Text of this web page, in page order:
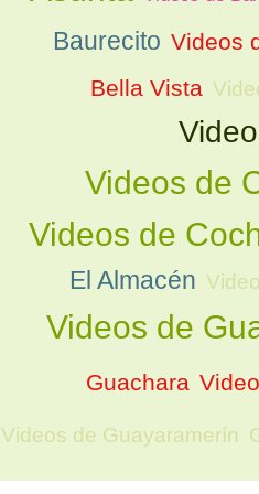
Baurecito Videos
Bella Vista
Videos de
Videos de
El Almacén
Videos de
Guachara
Videos de Guayaramerín